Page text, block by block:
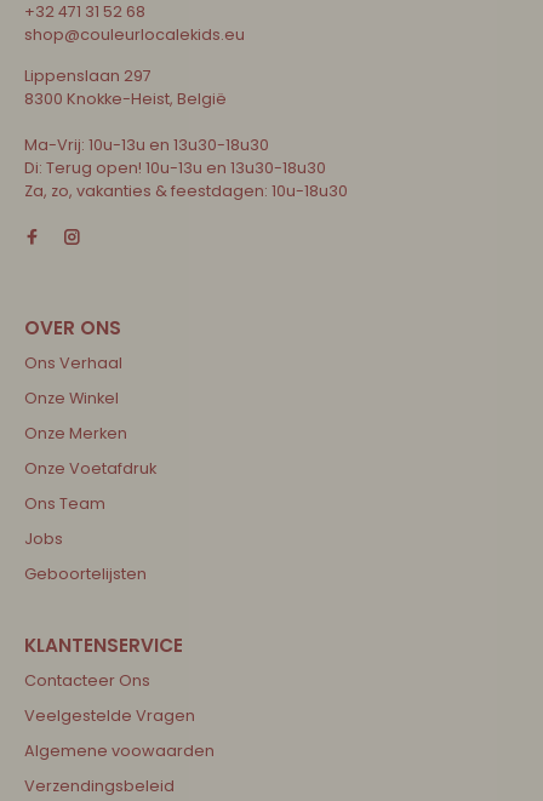
+32 471 31 52 68
shop@couleurlocalekids.eu
Lippenslaan 297
8300 Knokke-Heist, België
Ma-Vrij: 10u-13u en 13u30-18u30
Di: Terug open! 10u-13u en 13u30-18u30
Za, zo, vakanties & feestdagen: 10u-18u30
Ons Verhaal
Onze Winkel
Onze Merken
Onze Voetafdruk
Ons Team
Jobs
Geboortelijsten
Contacteer Ons
Veelgestelde Vragen
Algemene voowaarden
Verzendingsbeleid